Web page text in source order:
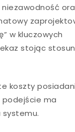
w kluczowych
stojąc
koszty
ma
systemu.